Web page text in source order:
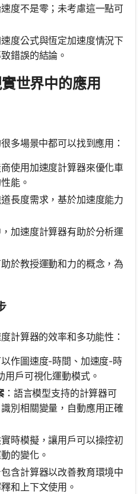
速度不是零；未考慮這一點可
度公式與恆定加速度情況下
錯誤的結論。
世界中的應用
多場景中都可以找到應用：
商使用加速度計算器來優化車
能。
長度需求，基於加速度能力
加速度計算器有助於分析運
於教授運動和力的概念，為
計算器的效率和多功能性：
作圖速度-時間、加速度-時
用戶可視化運動模式。
：語言模型支持的計算器可
別相關變量，自動應用正確
時模擬，讓用戶可以操控初
的變化。
包含計算器以改善教育環境中
和上下文使用。